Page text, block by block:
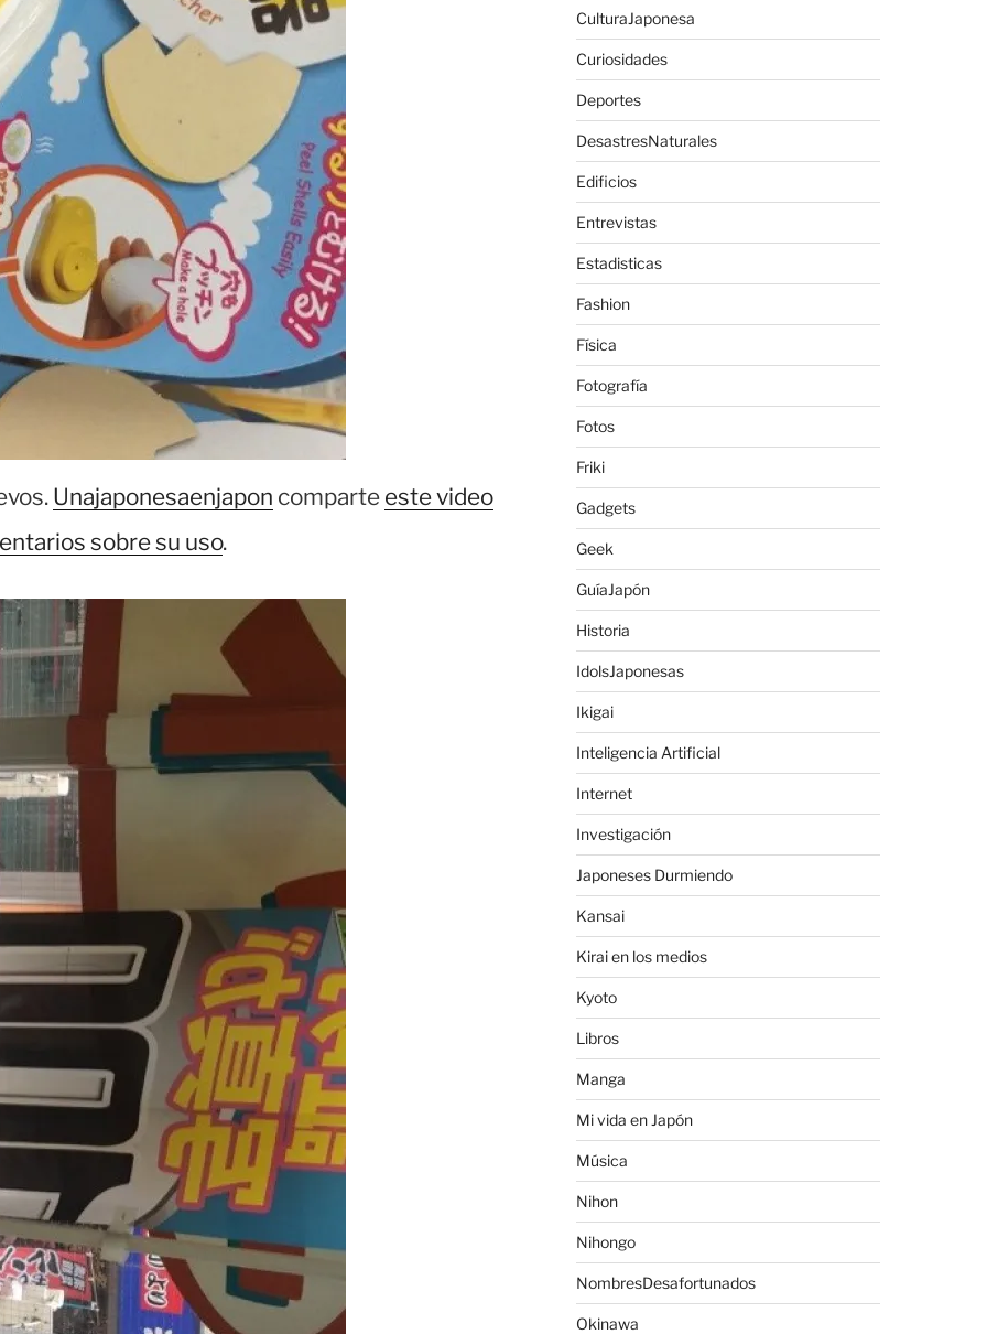
Unajaponesaenjapon comparte este video
sobre su uso.
CulturaJaponesa
Curiosidades
Deportes
DesastresNaturales
Edificios
Entrevistas
Estadisticas
Fashion
Física
Fotografía
Fotos
Friki
Gadgets
Geek
GuíaJapón
Historia
IdolsJaponesas
Ikigai
Inteligencia Artificial
Internet
Investigación
Japoneses Durmiendo
Kansai
Kirai en los medios
Kyoto
Libros
Manga
Mi vida en Japón
Música
Nihon
Nihongo
NombresDesafortunados
Okinawa